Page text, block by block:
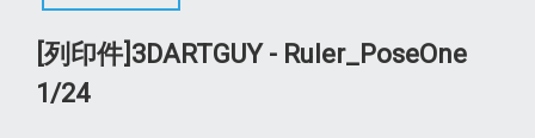
[列印件]3DARTGUY - Ruler_PoseOne
1/24